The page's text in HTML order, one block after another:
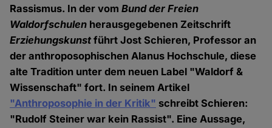
Rassismus. In der vomBund der Freien
Waldorfschulen herausgegebenen Zeitschrift
Erziehungskunst führt Jost Schieren, Professor an
der anthroposophischen Alanus Hochschule, diese
alte Tradition unter dem neuen Label "Waldorf &
Wissenschaft" fort. In seinem Artikel
"Anthroposophie in der Kritik" schreibt Schieren:
"Rudolf Steiner war kein Rassist". Eine Aussage,